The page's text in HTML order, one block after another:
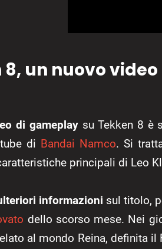
8, un nuovo
di gameplaysu Tekken 8 è
di Bandai Namco. Si
principali di Leo
informazioni sul titolo,
dello scorso mese. Nei
al mondo Reina, definita